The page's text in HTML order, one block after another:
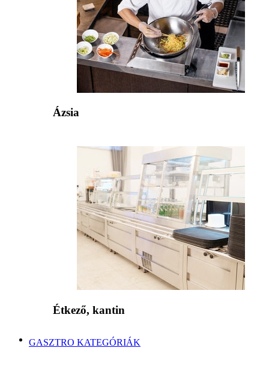
Ázsia
Étkező, kantin
GASZTRO KATEGÓRIÁK